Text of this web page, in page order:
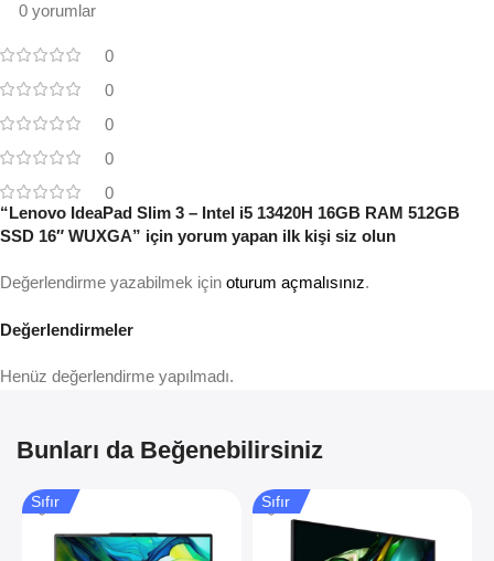
0 yorumlar
0
0
0
0
0
Değerlendirmeler
Henüz değerlendirme yapılmadı.
“Lenovo IdeaPad Slim 3 – Intel i5 13420H 16GB RAM 512GB
SSD 16″ WUXGA” için yorum yapan ilk kişi siz olun
Değerlendirme yazabilmek için oturum açmalısınız.
Bunları da Beğenebilirsiniz
Sıfır Sıfır